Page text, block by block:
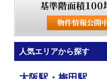
人気エリアから探す